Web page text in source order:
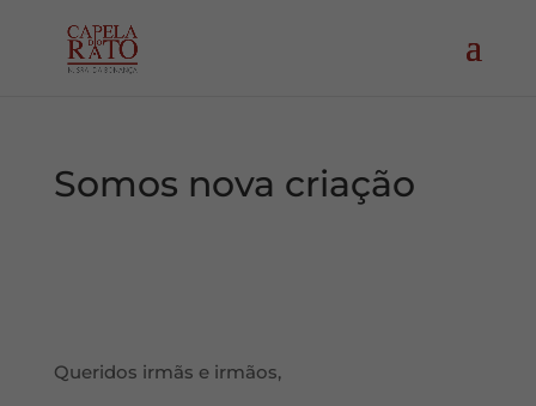
Somos nova criação
Queridos irmãs e irmãos,